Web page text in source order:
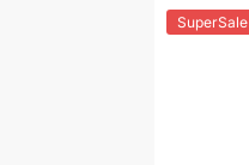
SuperSale